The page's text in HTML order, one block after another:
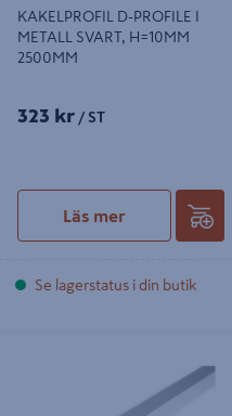
KAKELPROFIL D-PROFILE I
METALL SVART, H=10MM
2500MM
323 kr / ST
Läs mer
Se lagerstatus i din butik